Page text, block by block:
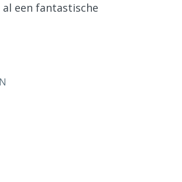
een fantastische